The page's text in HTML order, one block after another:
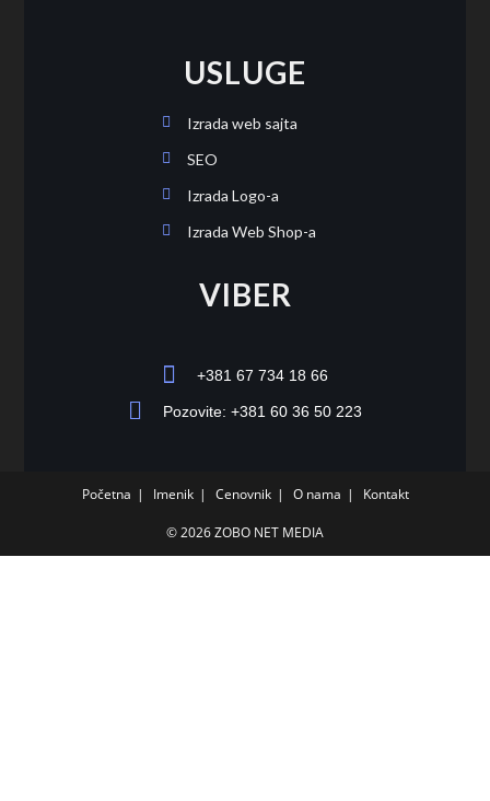
USLUGE
Izrada web sajta
SEO
Izrada Logo-a
Izrada Web Shop-a
VIBER
+381 67 734 18 66
Pozovite: +381 60 36 50 223
Početna Imenik Cenovnik O nama Kontakt
© 2026 ZOBO NET MEDIA